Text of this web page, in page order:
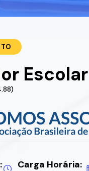
Escolar
Carga Horária: